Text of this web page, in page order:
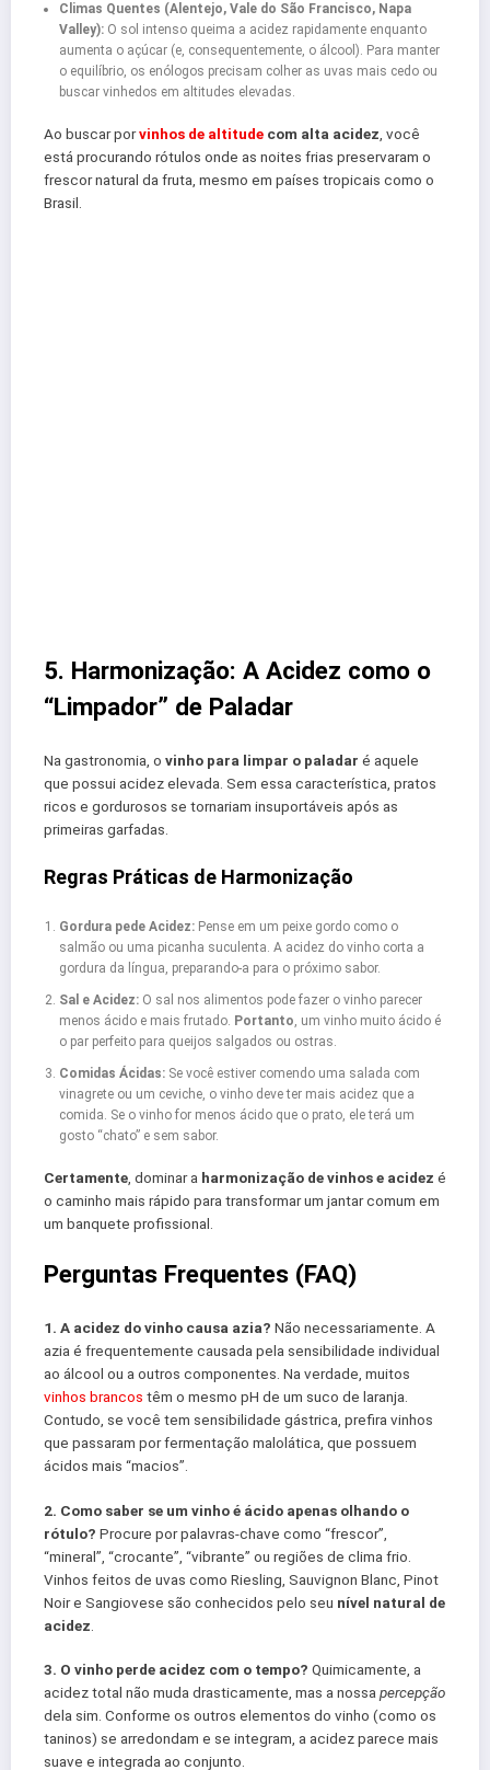
Climas Quentes (Alentejo, Vale do São Francisco, Napa
Valley):O sol intenso queima a acidez rapidamente enquanto
aumenta o açúcar (e, consequentemente, o álcool). Para manter
o equilíbrio, os enólogos precisam colher as uvas mais cedo ou
buscar vinhedos em altitudes elevadas.
Ao buscar porvinhos de altitude com alta acidez, você
está procurando rótulos onde as noites frias preservaram o
frescor natural da fruta, mesmo em países tropicais como o
Brasil.
5. Harmonização: A Acidez como o
“Limpador” de Paladar
Na gastronomia, o vinho para limpar o paladar é aquele
que possui acidez elevada. Sem essa característica, pratos
ricos e gordurosos se tornariam insuportáveis após as
primeiras garfadas.
Regras Práticas de Harmonização
Gordura pede Acidez:Pense em um peixe gordo como o
salmão ou uma picanha suculenta. A acidez do vinho corta a
gordura da língua, preparando-a para o próximo sabor.
Sal e Acidez:O sal nos alimentos pode fazer o vinho parecer
menos ácido e mais frutado. Portanto , um vinho muito ácido é
o par perfeito para queijos salgados ou ostras.
Comidas Ácidas:Se você estiver comendo uma salada com
vinagrete ou um ceviche, o vinho deve ter mais acidez que a
comida. Se o vinho for menos ácido que o prato, ele terá um
gosto “chato” e sem sabor.
Certamente , dominar a harmonização de vinhos e acidez é
o caminho mais rápido para transformar um jantar comum em
um banquete profissional.
Perguntas Frequentes (FAQ)
1. A acidez do vinho causa azia? Não necessariamente. A
azia é frequentemente causada pela sensibilidade individual
ao álcool ou a outros componentes. Na verdade, muitos
vinhos brancos têm o mesmo pH de um suco de laranja.
Contudo, se você tem sensibilidade gástrica, prefira vinhos
que passaram por fermentação malolática, que possuem
ácidos mais “macios”.
2. Como saber se um vinho é ácido apenas olhando o
rótulo? Procure por palavras-chave como “frescor”,
“mineral”, “crocante”, “vibrante” ou regiões de clima frio.
Vinhos feitos de uvas como Riesling, Sauvignon Blanc, Pinot
Noir e Sangiovese são conhecidos pelo seu nível natural de
acidez
3. O vinho perde acidez com o tempo? Quimicamente, a
acidez total não muda drasticamente, mas a nossa percepção
dela sim. Conforme os outros elementos do vinho (como os
taninos) se arredondam e se integram, a acidez parece mais
suave e integrada ao conjunto.